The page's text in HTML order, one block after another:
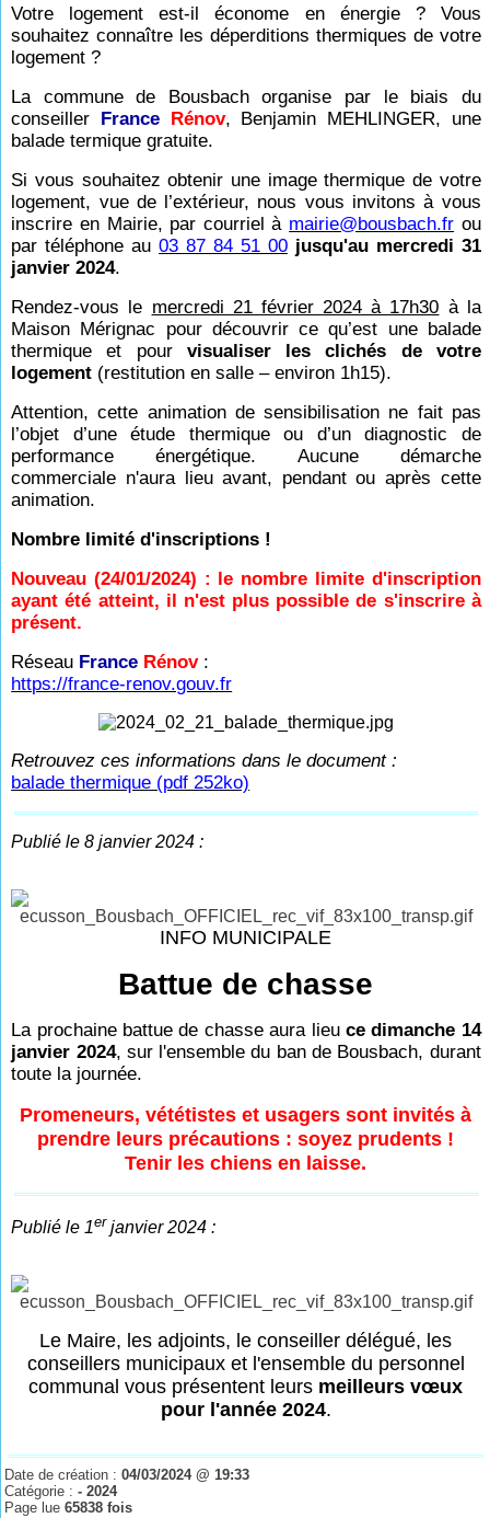
Votre logement est-il économe en énergie ? Vous
souhaitez connaître les déperditions thermiques de votre
logement ?
La commune de Bousbach organise par le biais du
conseiller France Rénov, Benjamin MEHLINGER, une
balade termique gratuite.
Si vous souhaitez obtenir une image thermique de votre
logement, vue de l’extérieur, nous vous invitons à vous
inscrire en Mairie, par courriel à mairie@bousbach.fr ou
par téléphone au03 87 84 51 00 jusqu'au mercredi 31
janvier 2024.
Rendez-vous le mercredi 21 février 2024 à 17h30 à la
Maison Mérignac pour découvrir ce qu’est une balade
thermique et pour visualiser les clichés de votre
logement (restitution en salle – environ 1h15).
Attention, cette animation de sensibilisation ne fait pas
l’objet d’une étude thermique ou d’un diagnostic de
performance énergétique. Aucune démarche
commerciale n'aura lieu avant, pendant ou après cette
animation.
Nombre limité d'inscriptions !
Nouveau (24/01/2024) : le nombre limite d'inscription
ayant été atteint, il n'est plus possible de s'inscrire à
présent.
Réseau France Rénov:
https://france-renov.gouv.fr
Retrouvez ces informations dans le document :
balade thermique (pdf 252ko)
Publié le 8 janvier 2024 :
INFO MUNICIPALE
Battue de chasse
La prochaine battue de chasse aura lieuce dimanche 14
janvier 2024, sur l'ensemble du ban de Bousbach, durant
toute la journée.
Promeneurs, vététistes et usagers sont invités à
prendre leurs précautions : soyez prudents !
Tenir les chiens en laisse.
Publié le 1er janvier 2024 :
Le Maire, les adjoints, le conseiller délégué, les
conseillers municipaux et l'ensemble du personnel
communal vous présentent leurs meilleurs vœux
pour l'année 2024.
Date de création :04/03/2024 @ 19:33
Catégorie :- 2024
Page lue65838 fois